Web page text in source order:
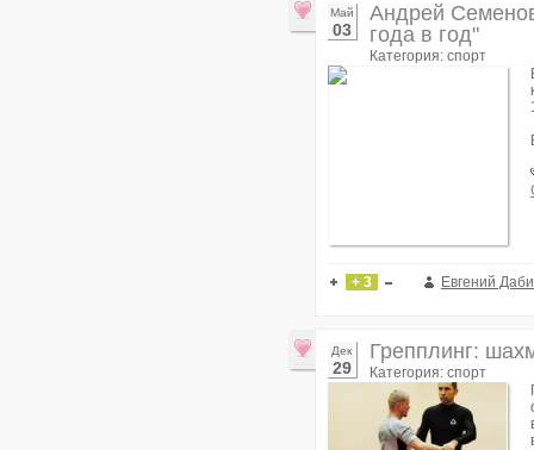
Май
03
Андрей
года в год"
Категория: спорт
+ 3 Евгений
Дек
29
Грепплинг:
Категория: спорт